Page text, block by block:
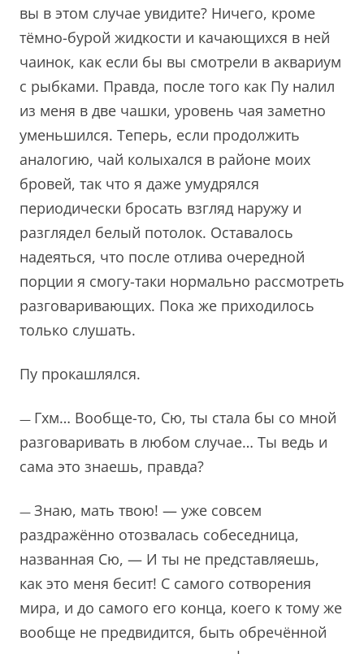
вы в этом случае увидите? Ничего, кроме
тёмно-бурой жидкости и качающихся в ней
чаинок, как если бы вы смотрели в аквариум
с рыбками. Правда, после того как Пу налил
из меня в две чашки, уровень чая заметно
уменьшился. Теперь, если продолжить
аналогию, чай колыхался в районе моих
бровей, так что я даже умудрялся
периодически бросать взгляд наружу и
разглядел белый потолок. Оставалось
надеяться, что после отлива очередной
порции я смогу-таки нормально рассмотреть
разговаривающих. Пока же приходилось
только слушать.
Пу прокашлялся.
— Гхм… Вообще-то, Сю, ты стала бы со мной
разговаривать в любом случае… Ты ведь и
сама это знаешь, правда?
— Знаю, мать твою! — уже совсем
раздражённо отозвалась собеседница,
названная Сю, — И ты не представляешь,
как это меня бесит! С самого сотворения
мира, и до самого его конца, коего к тому же
вообще не предвидится, быть обречённой